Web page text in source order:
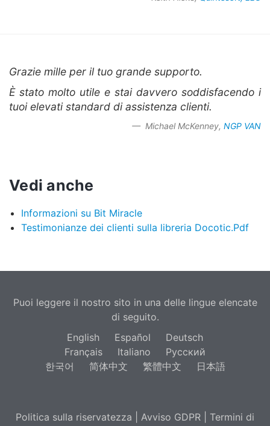
Grazie mille per il tuo grande supporto.
È stato molto utile e stai davvero soddisfacendo i
tuoi elevati standard di assistenza clienti.
Michael McKenney, NGP VAN
Vedi anche
Informazioni su Bit Miracle
Testimonianze dei clienti sulla libreria Docotic.Pdf
Puoi leggere il nostro sito in una delle lingue elencate
di seguito.
English
Español
Deutsch
Français
Italiano
Русский
한국어
简体中文 繁體中文 日本語
Politica sulla riservatezza Avviso GDPR
Termini di